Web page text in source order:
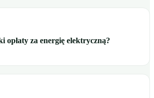
opłaty za energię elektryczną?